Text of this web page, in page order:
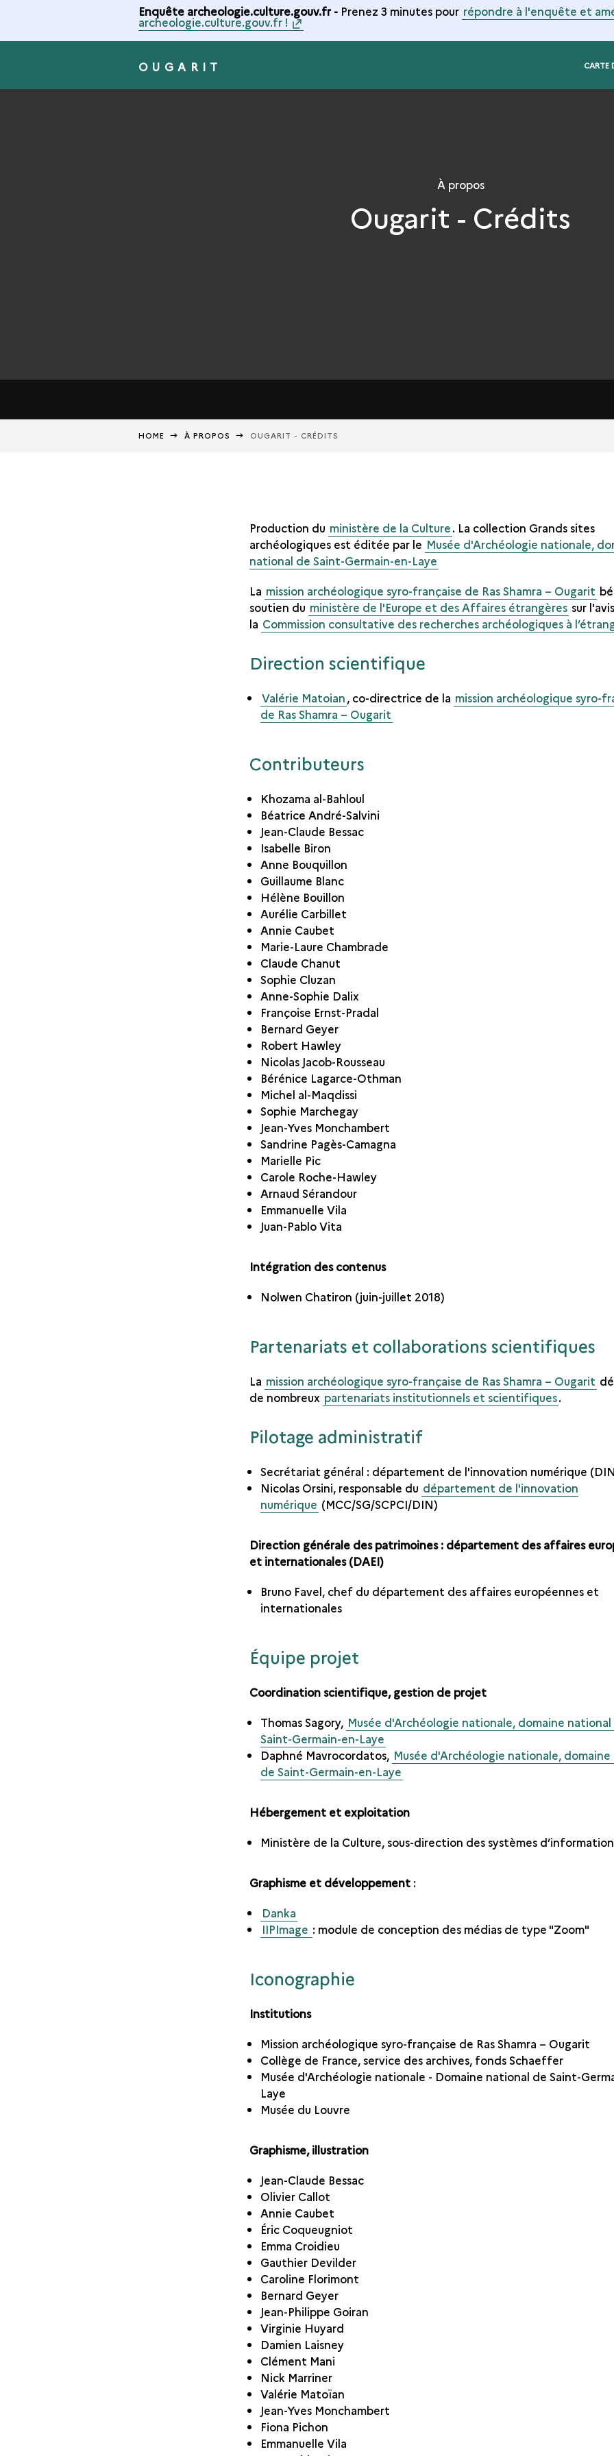
Enquête archeologie.culture.gouv.fr - Prenez 3 minutes pour répondre à l'enquête et
archeologie.culture.gouv.fr !
OUGARIT CARTE
À propos
Ougarit - Crédits
HOME À PROPOS OUGARIT - CRÉDITS
Production du ministère de la Culture. La collection Grands sites
archéologiques est éditée par le Musée d'Archéologie nationale,
national de Saint-Germain-en-Laye
La mission archéologique syro-française de Ras Shamra – Ougarit
soutien du ministère de l'Europe et des Affaires étrangères sur
la Commission consultative des recherches archéologiques à
Direction scientifique
Valérie Matoian, co-directrice de la mission archéologique syro-
de Ras Shamra – Ougarit
Contributeurs
Khozama al-Bahloul
Béatrice André-Salvini
Jean-Claude Bessac
Isabelle Biron
Anne Bouquillon
Guillaume Blanc
Hélène Bouillon
Aurélie Carbillet
Annie Caubet
Marie-Laure Chambrade
Claude Chanut
Sophie Cluzan
Anne-Sophie Dalix
Françoise Ernst-Pradal
Bernard Geyer
Robert Hawley
Nicolas Jacob-Rousseau
Bérénice Lagarce-Othman
Michel al-Maqdissi
Sophie Marchegay
Jean-Yves Monchambert
Sandrine Pagès-Camagna
Marielle Pic
Carole Roche-Hawley
Arnaud Sérandour
Emmanuelle Vila
Juan-Pablo Vita
Intégration des contenus
Nolwen Chatiron (juin-juillet 2018)
Partenariats et collaborations scientifiques​
La mission archéologique syro-française de Ras Shamra – Ougarit
de nombreux partenariats institutionnels et scientifiques.
Pilotage administratif
Secrétariat général : département de l'innovation numérique
Nicolas Orsini, responsable du département de l'innovation
numérique (MCC/SG/SCPCI/DIN)
Direction générale des patrimoines : département des affaires
et internationales (DAEI)
Bruno Favel, chef du département des affaires européennes et
internationales
Équipe projet
Coordination scientifique, gestion de projet
Thomas Sagory, Musée d'Archéologie nationale, domaine national
Saint-Germain-en-Laye
Daphné Mavrocordatos, Musée d'Archéologie nationale,
de Saint-Germain-en-Laye
Hébergement et exploitation
Ministère de la Culture, sous-direction des systèmes d’information
Graphisme et développement:
Danka
IIPImage : module de conception des médias de type "Zoom"
Iconographie
Institutions
Mission archéologique syro-française de Ras Shamra – Ougarit
Collège de France, service des archives, fonds Schaeffer
Musée d'Archéologie nationale - Domaine national de Saint-
Laye
Musée du Louvre
Graphisme, illustration
Jean-Claude Bessac
Olivier Callot
Annie Caubet
Éric Coqueugniot
Emma Croidieu
Gauthier Devilder
Caroline Florimont
Bernard Geyer
Jean-Philippe Goiran
Virginie Huyard
Damien Laisney
Clément Mani
Nick Marriner
Valérie Matoïan
Jean-Yves Monchambert
Fiona Pichon
Emmanuelle Vila